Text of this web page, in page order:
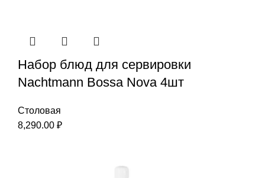
Набор блюд для сервировки
Nachtmann Bossa Nova 4шт
Столовая
8,290.00 ₽